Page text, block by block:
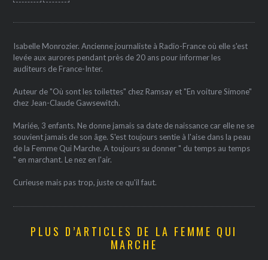
Isabelle Monrozier. Ancienne journaliste à Radio-France où elle s'est
levée aux aurores pendant près de 20 ans pour informer les
auditeurs de France-Inter.
Auteur de "Où sont les toilettes" chez Ramsay et "En voiture Simone"
chez Jean-Claude Gawsewitch.
Mariée, 3 enfants. Ne donne jamais sa date de naissance car elle ne se
souvient jamais de son âge. S'est toujours sentie à l'aise dans la peau
de la Femme Qui Marche. A toujours su donner " du temps au temps
" en marchant. Le nez en l'air.
Curieuse mais pas trop, juste ce qu'il faut.
PLUS D’ARTICLES DE LA FEMME QUI
MARCHE